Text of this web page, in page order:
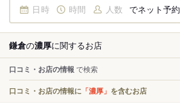
日時 時間 人数 でネット予約
鎌倉の濃厚に関するお店
口コミ・お店の情報 で検索
口コミ・お店の情報に 「濃厚」 を含むお店